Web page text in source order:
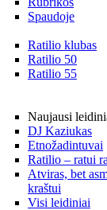
Spaudoje
Ratilio klubas
Ratilio 50
Ratilio 55
Naujausi
DJ Kaziukas
Etnožadintuvai
Ratilio – ratui
Atviras, bet
kraštui
Visi leidiniai